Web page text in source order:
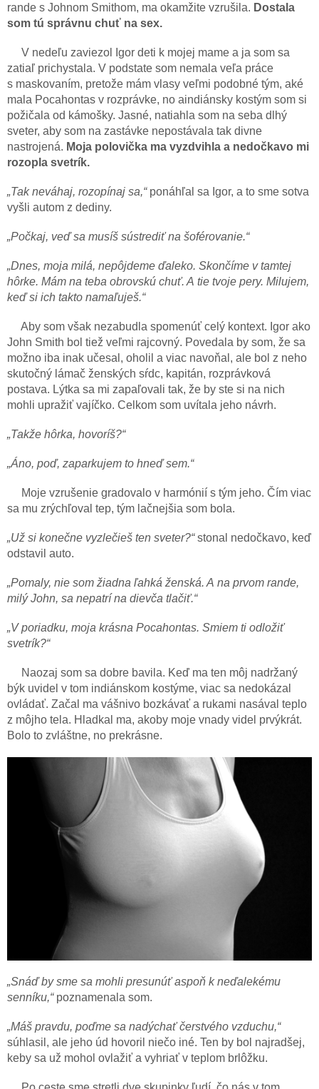
rande s Johnom Smithom, ma okamžite vzrušila. Dostala
som tú správnu chuť na sex.
V nedeľu zaviezol Igor deti k mojej mame a ja som sa
zatiaľ prichystala. V podstate som nemala veľa práce
s maskovaním, pretože mám vlasy veľmi podobné tým, aké
mala Pocahontas v rozprávke, no aindiánsky kostým som si
požičala od kámošky. Jasné, natiahla som na seba dlhý
sveter, aby som na zastávke nepostávala tak divne
nastrojená. Moja polovička ma vyzdvihla a nedočkavo mi
rozopla svetrík.
„Tak neváhaj, rozopínaj sa,“ponáhľal sa Igor, a to sme sotva
vyšli autom z dediny.
„Počkaj, veď sa musíš sústrediť na šoférovanie.“
„Dnes, moja milá, nepôjdeme ďaleko. Skončíme v tamtej
hôrke. Mám na teba obrovskú chuť. A tie tvoje pery. Milujem,
keď si ich takto namaľuješ.“
Aby som však nezabudla spomenúť celý kontext. Igor ako
John Smith bol tiež veľmi rajcovný. Povedala by som, že sa
možno iba inak učesal, oholil a viac navoňal, ale bol z neho
skutočný lámač ženských sŕdc, kapitán, rozprávková
postava. Lýtka sa mi zapaľovali tak, že by ste si na nich
mohli upražiť vajíčko. Celkom som uvítala jeho návrh.
„Takže hôrka, hovoríš?“
„Áno, poď, zaparkujem to hneď sem.“
Moje vzrušenie gradovalo v harmónií s tým jeho. Čím viac
sa mu zrýchľoval tep, tým lačnejšia som bola.
„Už si konečne vyzlečieš ten sveter?“stonal nedočkavo, keď
odstavil auto.
„Pomaly, nie som žiadna ľahká ženská. A na prvom rande,
milý John, sa nepatrí na dievča tlačiť.“
„V poriadku, moja krásna Pocahontas. Smiem ti odložiť
svetrík?“
Naozaj som sa dobre bavila. Keď ma ten môj nadržaný
býk uvidel v tom indiánskom kostýme, viac sa nedokázal
ovládať. Začal ma vášnivo bozkávať a rukami nasával teplo
z môjho tela. Hladkal ma, akoby moje vnady videl prvýkrát.
Bolo to zvláštne, no prekrásne.
„Snáď by sme sa mohli presunúť aspoň k neďalekému
senníku,“poznamenala som.
„Máš pravdu, poďme sa nadýchať čerstvého vzduchu,“
súhlasil, ale jeho úd hovoril niečo iné. Ten by bol najradšej,
keby sa už mohol ovlažiť a vyhriať v teplom brlôžku.